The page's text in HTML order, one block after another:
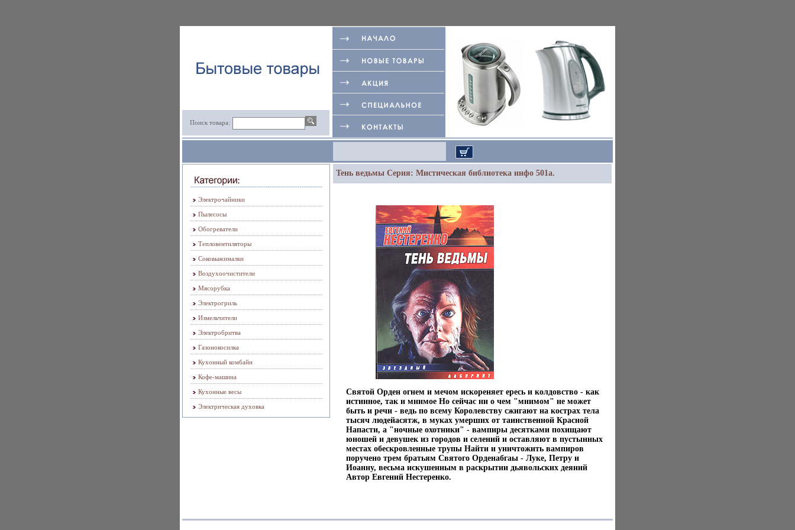
Поиск товара:
Электрочайники
Пылесосы
Обогреватели
Тепловентиляторы
Соковыжималки
Воздухоочистители
Мясорубка
Электрогриль
Измельчители
Электробритва
Газонокосилка
Кухонный комбайн
Кофе-машина
Кухонные весы
Электрическая духовка
Тень ведьмы Серия: Мистическая библиотека инфо 501a.
Святой Орден огнем и мечом искореняет ересь и колдовство - как
истинное, так и мнимое Но сейчас ни о чем "мнимом" не может
быть и речи - ведь по всему Королевству сжигают на кострах тела
тысяч людейасятж, в муках умерших от таинственной Красной
Напасти, а "ночные охотники" - вампиры десятками похищают
юношей и девушек из городов и селений и оставляют в пустынных
местах обескровленные трупы Найти и уничтожить вампиров
поручено трем братьям Святого Орденабгаы - Луке, Петру и
Иоанну, весьма искушенным в раскрытии дьявольских деяний
Автор Евгений Нестеренко.